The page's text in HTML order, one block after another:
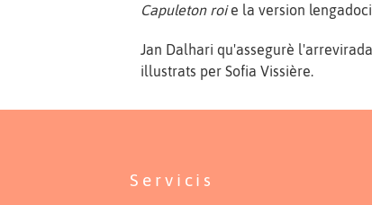
Capuleton roie la version
Jan Dalhari qu'assegurè
illustrats per Sofia Vissière.
Servicis